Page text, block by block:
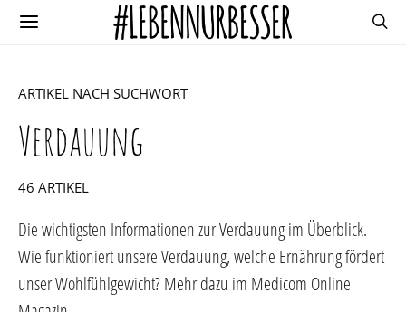
ARTIKEL NACH SUCHWORT
Verdauung
46 ARTIKEL
Die wichtigsten Informationen zur Verdauung im Überblick.
Wie funktioniert unsere Verdauung, welche Ernährung fördert
unser Wohlfühlgewicht? Mehr dazu im Medicom Online